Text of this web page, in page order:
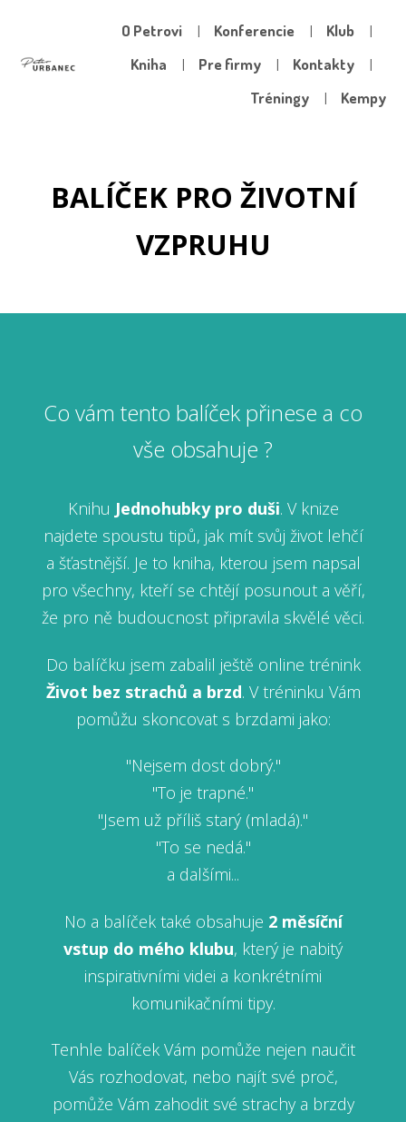
O Petrovi Konferencie
Klub
Kniha
Pre firmy
Kontakty
Tréningy
Kempy
BALÍČEK PRO ŽIVOTNÍ
VZPRUHU
Co vám tento balíček přinese a co
vše obsahuje ?
Knihu Jednohubky pro duši. V knize
najdete spoustu tipů, jak mít svůj život lehčí
a šťastnější. Je to kniha, kterou jsem napsal
pro všechny, kteří se chtějí posunout a věří,
že pro ně budoucnost připravila skvělé věci.
Do balíčku jsem zabalil ještě online trénink
Život bez strachů a brzd. V tréninku Vám
pomůžu skoncovat s brzdami jako:
"Nejsem dost dobrý."
"To je trapné."
"Jsem už příliš starý (mladá)."
"To se nedá."
a dalšími...
No a balíček také obsahuje 2 měsíční
vstup do mého klubu, který je nabitý
inspirativními videi a konkrétními
komunikačními tipy.
Tenhle balíček Vám pomůže nejen naučit
Vás rozhodovat, nebo najít své proč,
pomůže Vám zahodit své strachy a brzdy